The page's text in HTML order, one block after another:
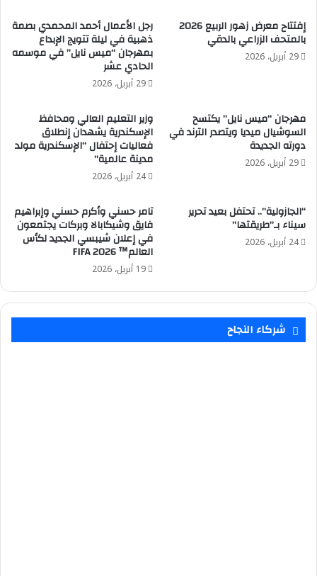
إفتتاح معرض زهور الربيع 2026
بالمتحف الزراعي بالدقي
29 أبريل، 2026
رجل الأعمال أحمد المحمدي بصمة
ذهبية في ليلة تتويج الإبداع
بمهرجان “ميس نايل” في موسمه
الحادي عشر
29 أبريل، 2026
مهرجان “ميس نايل” يكتسح
السوشيال ميديا ويتصدر الترند في
دورته الجديدة
29 أبريل، 2026
وزير التعليم العالي ومحافظ
الإسكندرية يشهدان إنطلاق
فعاليات إحتفال “الإسكندرية مولد
مدينة عالمية”
24 أبريل، 2026
“الجازولية”.. تحتفل بعيد تحرير
سيناء بـ”طريقتها”
24 أبريل، 2026
تامر حسني وأكرم حسني وإبراهيم
فايق وشيكابالا وبركات يجتمعون
في إعلان شيبسي الجديد لكأس
العالم™️ FIFA 2026
19 أبريل، 2026
شركاء النجاح